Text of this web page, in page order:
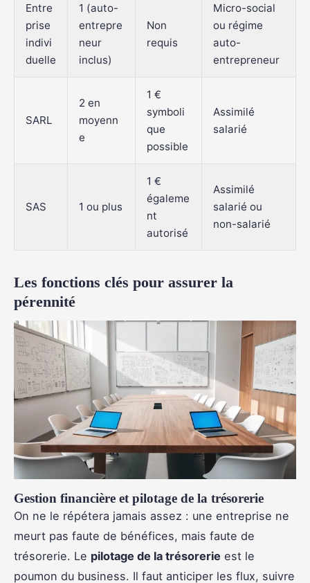
Entre
prise
indivi
duelle
1 (auto-
entrepre
neur
inclus)
Non
requis
Micro-social
ou régime
auto-
entrepreneur
SARL
2 en
moyenn
e
1 €
symboli
que
possible
Assimilé
salarié
SAS 1 ou plus
1 €
égaleme
nt
autorisé
Assimilé
salarié ou
non-salarié
Les fonctions clés pour assurer la
pérennité
Gestion financière et pilotage de la trésorerie
On ne le répétera jamais assez : une entreprise ne
meurt pas faute de bénéfices, mais faute de
trésorerie. Le pilotage de la trésorerie est le
poumon du business. Il faut anticiper les flux, suivre